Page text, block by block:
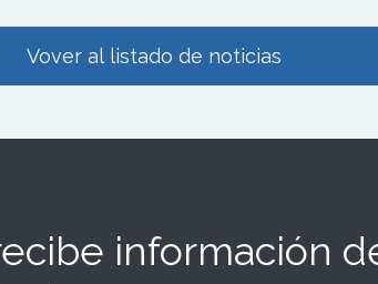
Vover al listado de noticias
información